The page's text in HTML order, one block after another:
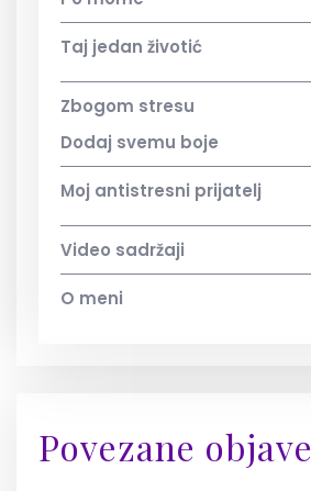
Taj jedan životić
Zbogom stresu
Dodaj svemu boje
Moj antistresni prijatelj
Video sadržaji
O meni
Povezane objave